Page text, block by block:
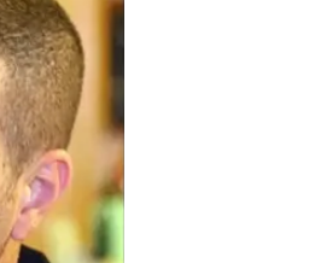
ההודעה,
ללב שלכם -
להשתלב
בסדר - נדאג
כבר